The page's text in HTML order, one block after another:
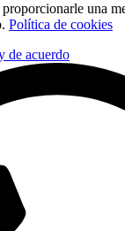
una
Política de cookies
de acuerdo